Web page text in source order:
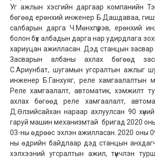
Уг ажлын хэсгийн даргаар компанийн
бөгөөд ерөнхий инженер Б.Дашдаваа,
салбарын дарга Ч.Мөнхпүрэв, ерөнхий
болон бүх албадын дарга нар удирдлага
хариуцан ажилласан. Дэд станцын
Засварын албаны ахлах бөгөөд
С.Ариунбат, шугамын угсралтын ажлыг
инженер Б.Ганхуяг, реле хамгаалалтын
Реле хамгаалалт, автоматик, хэмжилт
ахлах бөгөөд реле хамгаалалт,
Д.Өлзийсайхан нараар ахлуулсан 90 хүний
гаруй машин механизмтай бригад 2020
03-ны өдрөөс эхлэн ажилласан. 2020 оны
ны өдрийн байдлаар дэд станцын
хэлхээний угсралтын ажил, түүнчлэн